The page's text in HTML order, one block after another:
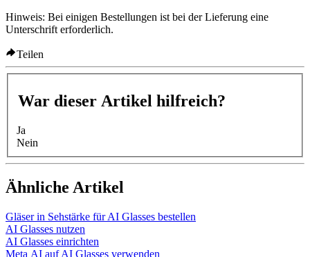
Hinweis: Bei einigen Bestellungen ist bei der Lieferung eine
Unterschrift erforderlich.
Teilen
War dieser Artikel hilfreich?
Ja
Nein
Ähnliche Artikel
Gläser in Sehstärke für AI Glasses bestellen
AI Glasses nutzen
AI Glasses einrichten
Meta AI auf AI Glasses verwenden